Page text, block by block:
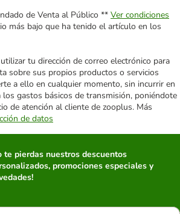
de Venta al Público ** Ver condiciones
más bajo que ha tenido el artículo en los
tu dirección de correo electrónico para
sobre sus propios productos o servicios
a ello en cualquier momento, sin incurrir en
gastos básicos de transmisión, poniéndote
de atención al cliente de zooplus. Más
de datos
te pierdas nuestros descuentos
promociones especiales y